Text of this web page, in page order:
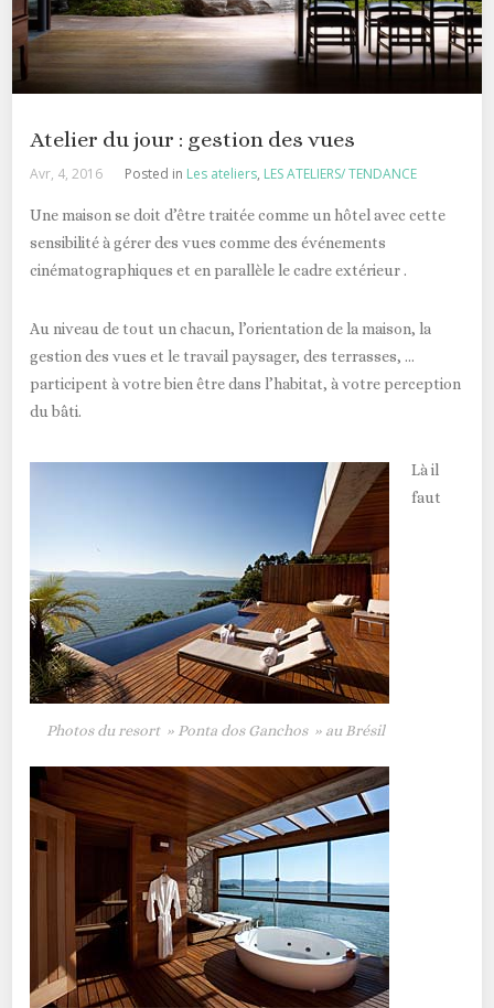
Atelier du jour : gestion des vues
Avr, 4, 2016 Posted in Les ateliers, LES ATELIERS/ TENDANCE
Une maison se doit d’être traitée comme un hôtel avec cette
sensibilité à gérer des vues comme des événements
cinématographiques et en parallèle le cadre extérieur .
Au niveau de tout un chacun, l’orientation de la maison, la
gestion des vues et le travail paysager, des terrasses, …
participent à votre bien être dans l’habitat, à votre perception
du bâti.
Photos du resort » Ponta dos Ganchos » au Brésil
Là il
faut